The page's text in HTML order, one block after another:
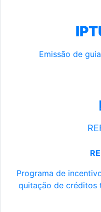
Emissão de
Programa de
quitação de créditos